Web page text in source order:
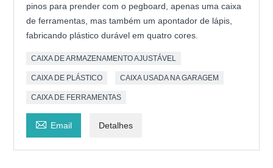
pinos para prender com o pegboard, apenas uma caixa
de ferramentas, mas também um apontador de lápis,
fabricando plástico durável em quatro cores.
CAIXA DE ARMAZENAMENTO AJUSTÁVEL
CAIXA DE PLÁSTICO CAIXA USADA NA GARAGEM
CAIXA DE FERRAMENTAS
 Email Detalhes